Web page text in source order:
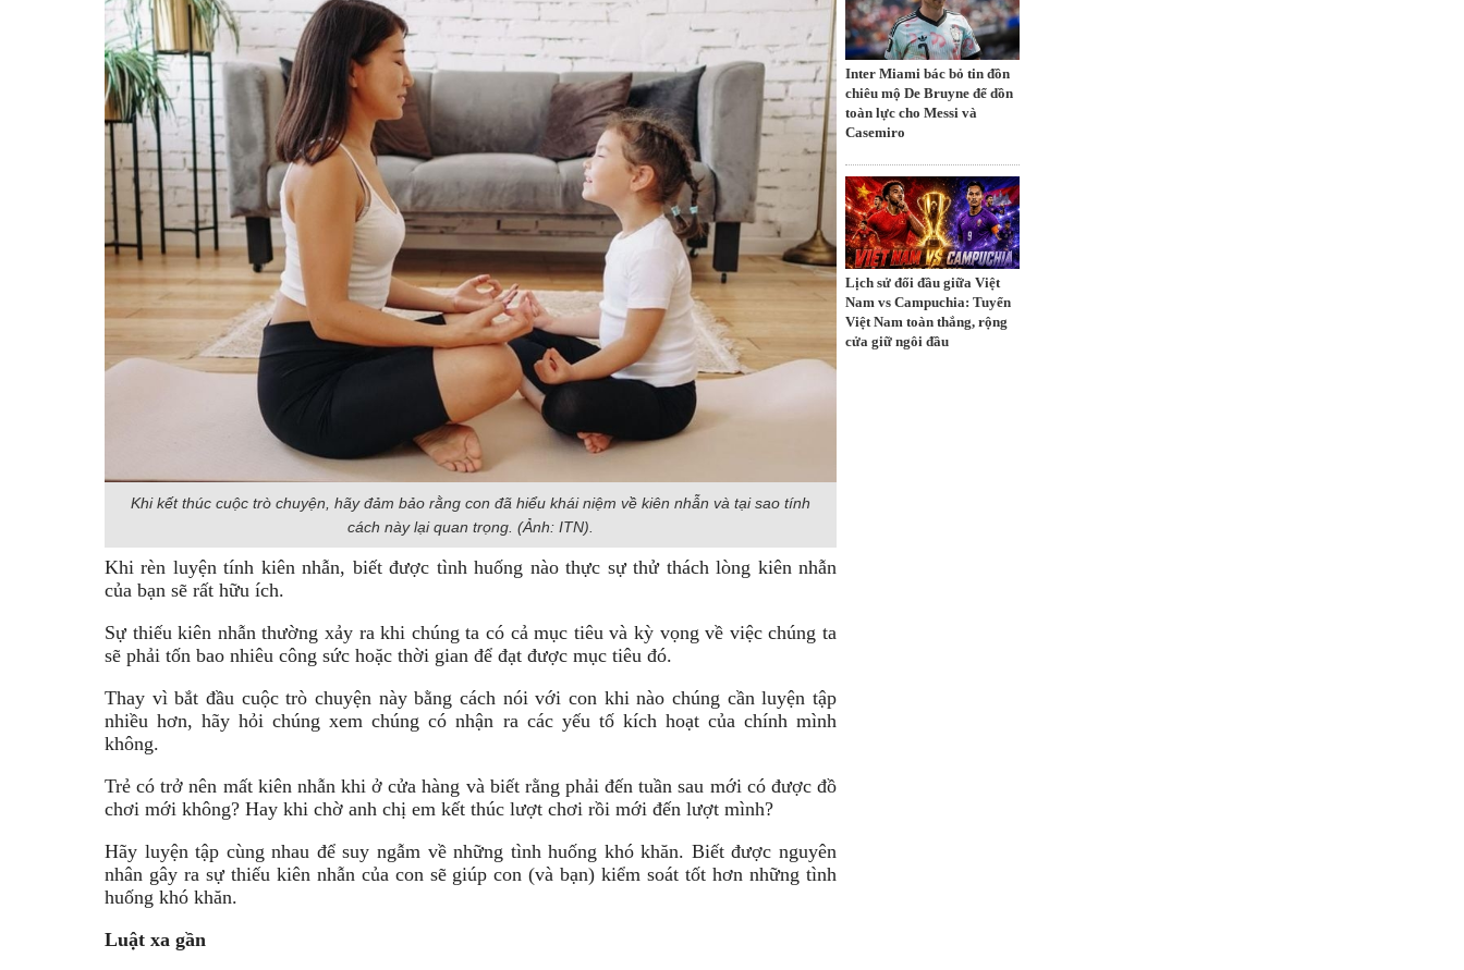
Khi kết thúc cuộc trò chuyện, hãy đảm bảo rằng con đã hiểu khái niệm về kiên nhẫn và tại sao tính
cách này lại quan trọng. (Ảnh: ITN).
Khi rèn luyện tính kiên nhẫn, biết được tình huống nào thực sự thử thách lòng kiên nhẫn
của bạn sẽ rất hữu ích.
Sự thiếu kiên nhẫn thường xảy ra khi chúng ta có cả mục tiêu và kỳ vọng về việc chúng ta
sẽ phải tốn bao nhiêu công sức hoặc thời gian để đạt được mục tiêu đó.
Thay vì bắt đầu cuộc trò chuyện này bằng cách nói với con khi nào chúng cần luyện tập
nhiều hơn, hãy hỏi chúng xem chúng có nhận ra các yếu tố kích hoạt của chính mình
không.
Trẻ có trở nên mất kiên nhẫn khi ở cửa hàng và biết rằng phải đến tuần sau mới có được đồ
chơi mới không? Hay khi chờ anh chị em kết thúc lượt chơi rồi mới đến lượt mình?
Hãy luyện tập cùng nhau để suy ngẫm về những tình huống khó khăn. Biết được nguyên
nhân gây ra sự thiếu kiên nhẫn của con sẽ giúp con (và bạn) kiểm soát tốt hơn những tình
huống khó khăn.
Luật xa gần
Inter Miami bác bỏ tin đồn
chiêu mộ De Bruyne để dồn
toàn lực cho Messi và
Casemiro
Lịch sử đối đầu giữa Việt
Nam vs Campuchia: Tuyển
Việt Nam toàn thắng, rộng
cửa giữ ngôi đầu